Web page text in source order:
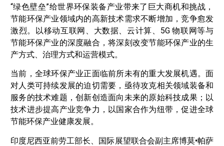
“绿色壁垒”给世界环保装备产业带来了巨大商机和挑战，
节能环保产业领域内的高新技术需求不断增加，竞争愈发
激烈。以移动互联网、大数据、云计算、5G 物联网等与
节能环保产业的深度融合，将深刻改变节能环保产业的生
产方式、治理方式和运营模式。
当前，全球环保产业正面临前所未有的重大发展机遇。面
对人类可持续发展的迫切需要，亟待攻克相关领域装备和
服务的技术难题，创新创造面向未来的原始科技成果；以
技术进步提高产业竞争力，以国家合作为纽带，促进全球
节能环保产业健康发展。
印度尼西亚前劳工部长、国际展望联合会副主席博莫•帕萨